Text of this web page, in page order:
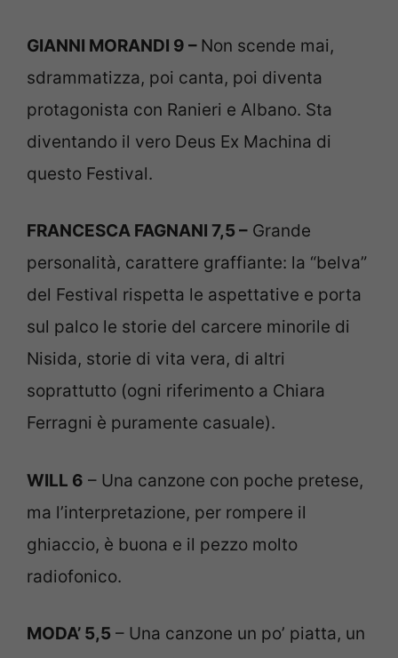
GIANNI MORANDI 9 – Non scende mai,
sdrammatizza, poi canta, poi diventa
protagonista con Ranieri e Albano. Sta
diventando il vero Deus Ex Machina di
questo Festival.
FRANCESCA FAGNANI 7,5 – Grande
personalità, carattere graffiante: la “belva”
del Festival rispetta le aspettative e porta
sul palco le storie del carcere minorile di
Nisida, storie di vita vera, di altri
soprattutto (ogni riferimento a Chiara
Ferragni è puramente casuale).
WILL 6 – Una canzone con poche pretese,
ma l’interpretazione, per rompere il
ghiaccio, è buona e il pezzo molto
radiofonico.
MODA’ 5,5 – Una canzone un po’ piatta, un